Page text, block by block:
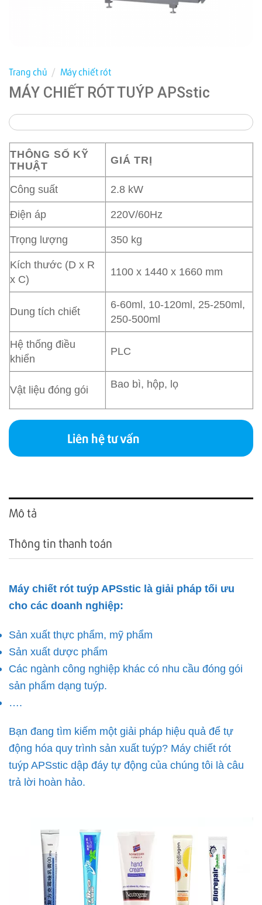
Trang chủ / Máy chiết rót
MÁY CHIẾT RÓT TUÝP APSstic
THÔNG SỐ KỸ
THUẬT
GIÁ TRỊ
Công suất 2.8 kW
Điện áp 220V/60Hz
Trọng lượng 350 kg
Kích thước (D x R
x C)
1100 x 1440 x 1660 mm
Dung tích chiết
6-60ml, 10-120ml, 25-250ml,
250-500ml
Hệ thống điều
khiển
PLC
Vật liệu đóng gói Bao bì, hộp, lọ
Liên hệ tư vấn
Mô tả
Thông tin thanh toán
Máy chiết rót tuýp APSstic là giải pháp tối ưu
cho các doanh nghiệp:
Sản xuất thực phẩm, mỹ phẩm
Sản xuất dược phẩm
Các ngành công nghiệp khác có nhu cầu đóng gói
sản phẩm dạng tuýp.
….
Bạn đang tìm kiếm một giải pháp hiệu quả để tự
động hóa quy trình sản xuất tuýp? Máy chiết rót
tuýp APSstic dập đáy tự động của chúng tôi là câu
trả lời hoàn hảo.